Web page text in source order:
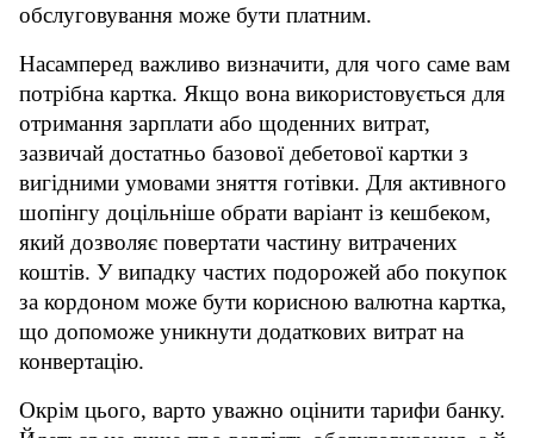
обслуговування може бути платним.
Насамперед важливо визначити, для чого саме вам
потрібна картка. Якщо вона використовується для
отримання зарплати або щоденних витрат,
зазвичай достатньо базової дебетової картки з
вигідними умовами зняття готівки. Для активного
шопінгу доцільніше обрати варіант із кешбеком,
який дозволяє повертати частину витрачених
коштів. У випадку частих подорожей або покупок
за кордоном може бути корисною валютна картка,
що допоможе уникнути додаткових витрат на
конвертацію.
Окрім цього, варто уважно оцінити тарифи банку.